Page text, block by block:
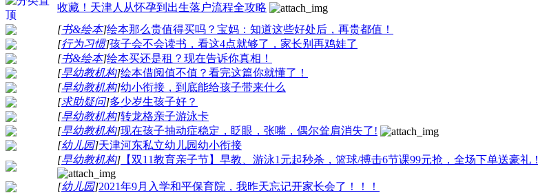
收藏！天津人从怀孕到出生落户流程全攻略
[书&绘本]绘本那么贵值得买吗？宝妈：知道这些好处后，再贵都值！
[行为习惯]孩子会不会读书，看这4点就够了，家长别再鸡娃了
[书&绘本]绘本买还是租？现在告诉你真相！
[早幼教机构]绘本借阅值不值？看完这篇你就懂了！
[早幼教机构]幼小衔接，到底能给孩子带来什么
[求助疑问]多少岁生孩子好？
[早幼教机构]转龙格亲子游泳卡
[早幼教机构]现在孩子抽动症稳定，眨眼，张嘴，偶尔耸肩消失了!
[幼儿园]天津河东私立幼儿园幼小衔接
[早幼教机构] 【双11教育亲子节】早教、游泳1元起秒杀，篮球/搏击6节课99元抢，全场下单送豪礼！
[幼儿园]2021年9月入学和平保育院，我昨天忘记开家长会了！！！